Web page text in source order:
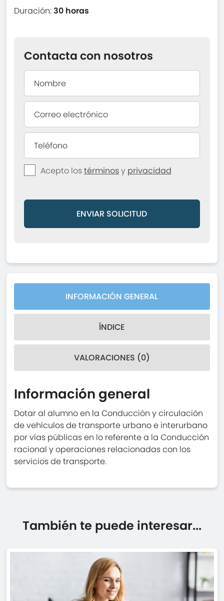
Duración:30 horas
Contacta con nosotros
Acepto lostérminosy privacidad
ENVIAR SOLICITUD
INFORMACIÓN GENERAL
ÍNDICE
VALORACIONES (0)
Información general
Dotar al alumno en la Conducción y circulación
de vehículos de transporte urbano e interurbano
por vías públicas en lo referente a la Conducción
racional y operaciones relacionadas con los
servicios de transporte.
También te puede interesar...